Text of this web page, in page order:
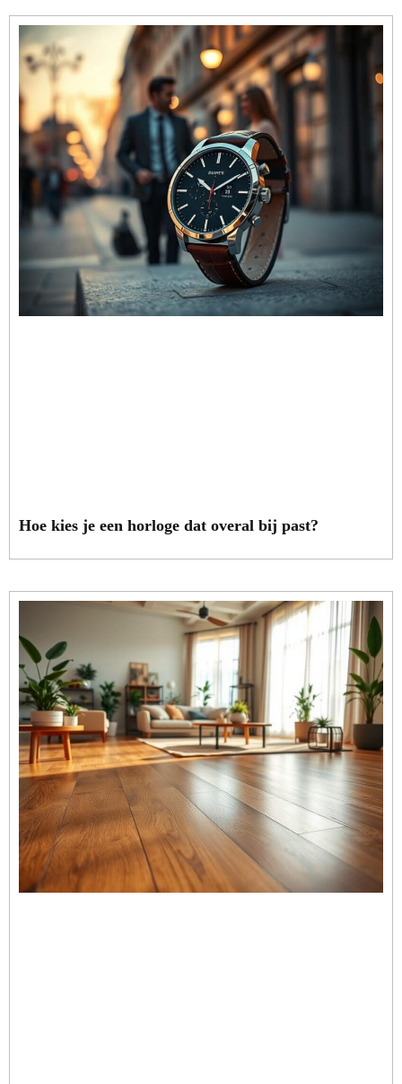
Hoe kies je een horloge dat overal bij past?